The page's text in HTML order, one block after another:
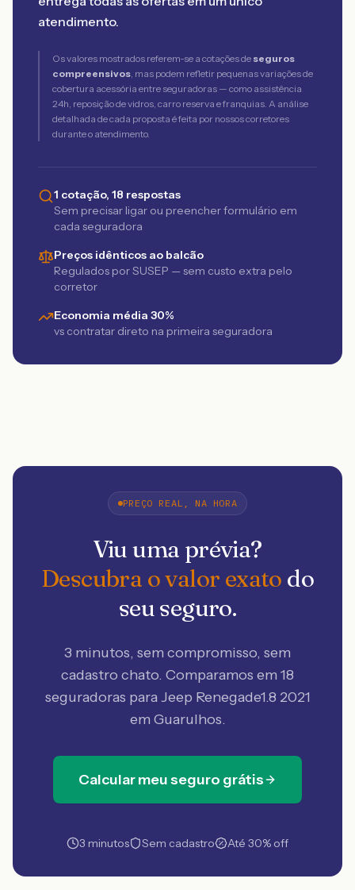
atendimento.
Os valores mostrados referem-se a cotações de seguros
compreensivos, mas podem refletir pequenas variações de
cobertura acessória entre seguradoras — como assistência
24h, reposição de vidros, carro reserva e franquias. A análise
detalhada de cada proposta é feita por nossos corretores
durante o atendimento.
1 cotação, 18 respostas
Sem precisar ligar ou preencher formulário em
cada seguradora
Preços idênticos ao balcão
Regulados por SUSEP — sem custo extra pelo
corretor
Economia média 30%
vs contratar direto na primeira seguradora
PREÇO REAL, NA HORA
Viu uma prévia?
Descubra o valor exato do
seu seguro.
3 minutos, sem compromisso, sem
cadastro chato. Comparamos em 18
seguradoras para Jeep Renegade1.8 2021
em Guarulhos.
Calcular meu seguro grátis
3 minutos Sem cadastro Até 30% off